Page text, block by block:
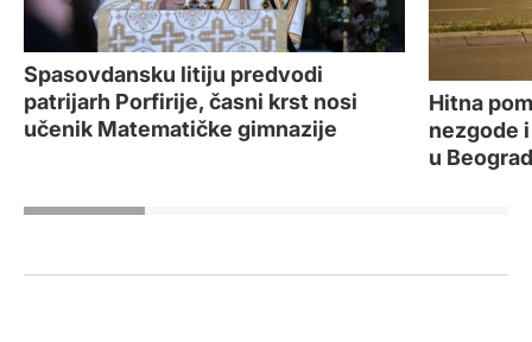
Spasovdansku litiju predvodi
patrijarh Porfirije, časni krst nosi
učenik Matematičke gimnazije
Hitna
nezgode
u